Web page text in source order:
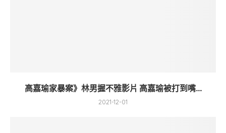
高嘉瑜家暴案》林男握不雅影片 高嘉瑜被打到嘴...
2021-12-01